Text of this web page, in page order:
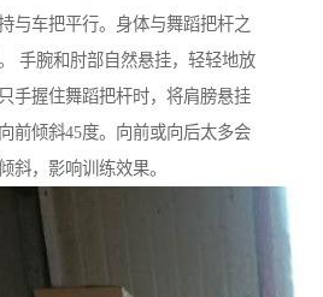
与车把平行。身体与舞蹈把杆之
手腕和肘部自然悬挂，轻轻地放
手握住舞蹈把杆时，将肩膀悬挂
前倾斜45度。向前或向后太多会
斜，影响训练效果。